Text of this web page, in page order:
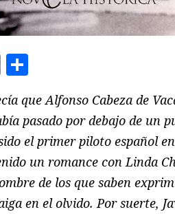
Email
que Alfonso Cabeza de
pasado por debajo de un
el primer piloto español
un romance con Linda
de los que saben
en el olvido. Por suerte,